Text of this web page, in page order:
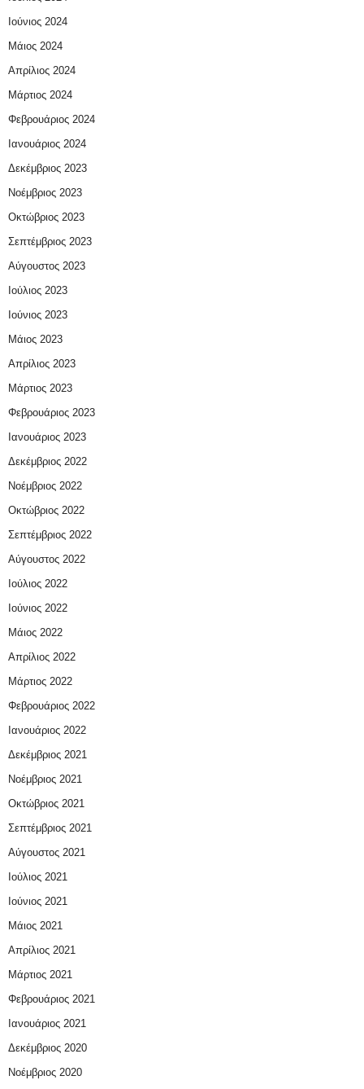
Ιούνιος 2024
Μάιος 2024
Απρίλιος 2024
Μάρτιος 2024
Φεβρουάριος 2024
Ιανουάριος 2024
Δεκέμβριος 2023
Νοέμβριος 2023
Οκτώβριος 2023
Σεπτέμβριος 2023
Αύγουστος 2023
Ιούλιος 2023
Ιούνιος 2023
Μάιος 2023
Απρίλιος 2023
Μάρτιος 2023
Φεβρουάριος 2023
Ιανουάριος 2023
Δεκέμβριος 2022
Νοέμβριος 2022
Οκτώβριος 2022
Σεπτέμβριος 2022
Αύγουστος 2022
Ιούλιος 2022
Ιούνιος 2022
Μάιος 2022
Απρίλιος 2022
Μάρτιος 2022
Φεβρουάριος 2022
Ιανουάριος 2022
Δεκέμβριος 2021
Νοέμβριος 2021
Οκτώβριος 2021
Σεπτέμβριος 2021
Αύγουστος 2021
Ιούλιος 2021
Ιούνιος 2021
Μάιος 2021
Απρίλιος 2021
Μάρτιος 2021
Φεβρουάριος 2021
Ιανουάριος 2021
Δεκέμβριος 2020
Νοέμβριος 2020